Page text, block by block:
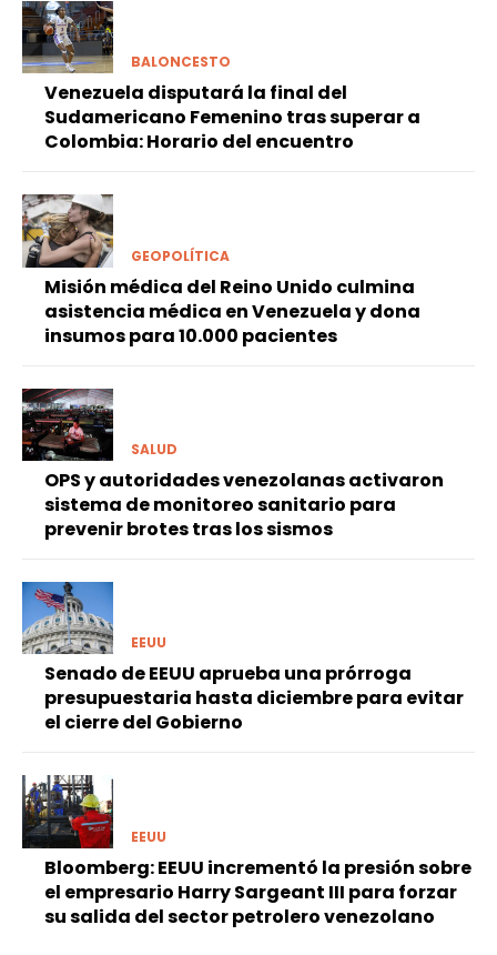
BALONCESTO
Venezuela disputará la final del
Sudamericano Femenino tras superar a
Colombia: Horario del encuentro
GEOPOLÍTICA
Misión médica del Reino Unido culmina
asistencia médica en Venezuela y dona
insumos para 10.000 pacientes
SALUD
OPS y autoridades venezolanas activaron
sistema de monitoreo sanitario para
prevenir brotes tras los sismos
EEUU
Senado de EEUU aprueba una prórroga
presupuestaria hasta diciembre para evitar
el cierre del Gobierno
EEUU
Bloomberg: EEUU incrementó la presión sobre
el empresario Harry Sargeant III para forzar
su salida del sector petrolero venezolano